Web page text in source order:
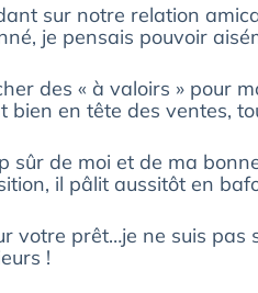
sur notre relation
je pensais pouvoir
des « à valoirs » pour
bien en tête des ventes,
sûr de moi et de ma
il pâlit aussitôt en
votre prêt…je ne suis pas
!